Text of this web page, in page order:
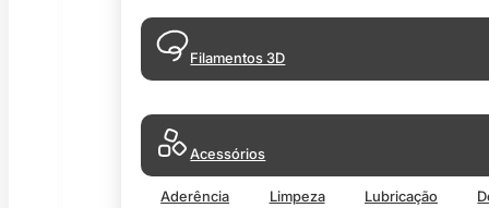
Filamentos 3D
Acessórios
Aderência Limpeza Lubricação